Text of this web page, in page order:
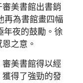
美書館出書銷
再為書館畫四幅
年夜的鼓勵。徐
之意。
美書館得以經
得了強勁的發